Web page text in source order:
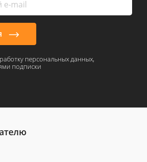
персональных данных,
подписки